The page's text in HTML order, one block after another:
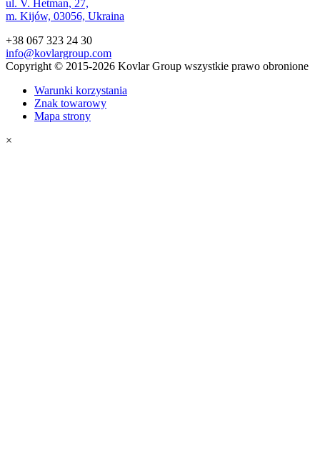
ul. V. Hetman, 27,
m. Kijów, 03056, Ukraina
+38 067 323 24 30
info@kovlargroup.com
Copyright © 2015-2026 Kovlar Group wszystkie prawo obronione
Warunki korzystania
Znak towarowy
Mapa strony
×